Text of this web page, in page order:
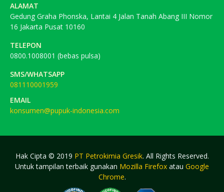
ALAMAT
Gedung Graha Phonska, Lantai 4 Jalan Tanah Abang III Nomor
16 Jakarta Pusat 10160
TELEPON
0800.1008001 (bebas pulsa)
SMS/WHATSAPP
081110001959
EMAIL
konsumen@pupuk-indonesia.com
Hak Cipta © 2019 PT Petrokimia Gresik. All Rights Reserved.
Untuk tampilan terbaik gunakan Mozilla Firefox atau Google
Chrome.